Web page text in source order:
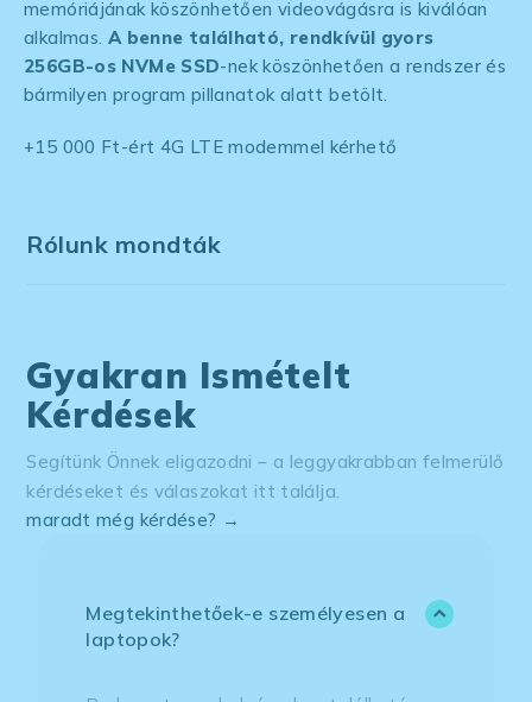
memóriájának köszönhetően videovágásra is kiválóan
alkalmas. A benne található, rendkívül gyors
256GB-os NVMe SSD-nek köszönhetően a rendszer és
bármilyen program pillanatok alatt betölt.
+15 000 Ft-ért 4G LTE modemmel kérhető
Rólunk mondták
Gyakran Ismételt
Kérdések
Segítünk Önnek eligazodni – a leggyakrabban felmerülő
kérdéseket és válaszokat itt találja.
maradt még kérdése? →
Megtekinthetőek-e személyesen a
laptopok?